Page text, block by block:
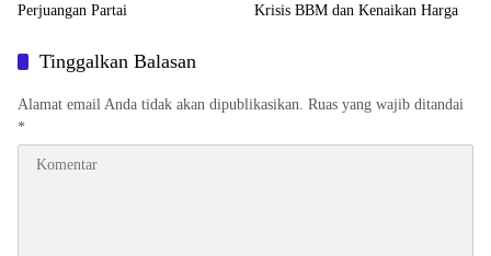
Perjuangan Partai
Krisis BBM dan Kenaikan Harga
Tinggalkan Balasan
Alamat email Anda tidak akan dipublikasikan. Ruas yang wajib ditandai
*